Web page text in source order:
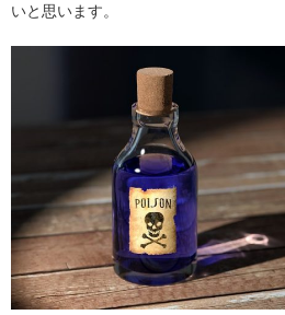
いと思います。